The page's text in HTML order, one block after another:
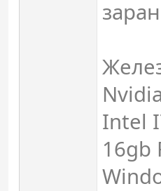
Intel
16gb